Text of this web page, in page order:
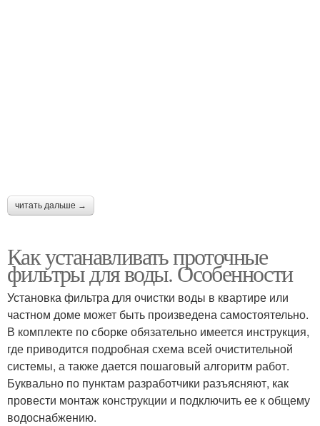
читать дальше →
Как устанавливать проточные
фильтры для воды. Особенности
Установка фильтра для очистки воды в квартире или
частном доме может быть произведена самостоятельно.
В комплекте по сборке обязательно имеется инструкция,
где приводится подробная схема всей очистительной
системы, а также дается пошаговый алгоритм работ.
Буквально по пунктам разработчики разъясняют, как
провести монтаж конструкции и подключить ее к общему
водоснабжению.